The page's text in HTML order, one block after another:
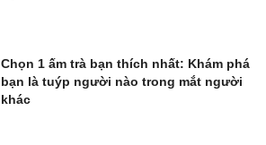
Chọn 1 ấm trà bạn thích nhất: Khám phá
bạn là tuýp người nào trong mắt người
khác